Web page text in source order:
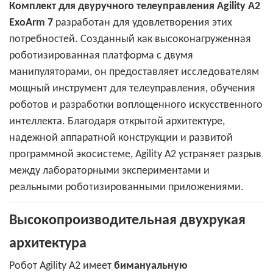
Комплект для двуручного телеуправления Agility A2
ExoArm 7 разработан для удовлетворения этих
потребностей. Созданный как высоконагруженная
роботизированная платформа с двумя
манипуляторами, он предоставляет исследователям
мощный инструмент для телеуправления, обучения
роботов и разработки воплощенного искусственного
интеллекта. Благодаря открытой архитектуре,
надежной аппаратной конструкции и развитой
программной экосистеме, Agility A2 устраняет разрыв
между лабораторными экспериментами и
реальными роботизированными приложениями.
Высокопроизводительная двухрукая
архитектура
Робот Agility A2 имеет бимануальную